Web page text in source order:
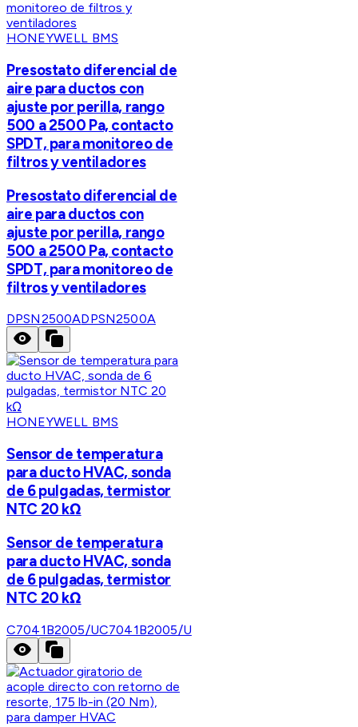
HONEYWELL BMS
Presostato diferencial de
aire para ductos con
ajuste por perilla, rango
500 a 2500 Pa, contacto
SPDT, para monitoreo de
filtros y ventiladores
Presostato diferencial de
aire para ductos con
ajuste por perilla, rango
500 a 2500 Pa, contacto
SPDT, para monitoreo de
filtros y ventiladores
DPSN2500ADPSN2500A
HONEYWELL BMS
Sensor de temperatura
para ducto HVAC, sonda
de 6 pulgadas, termistor
NTC 20 kΩ
Sensor de temperatura
para ducto HVAC, sonda
de 6 pulgadas, termistor
NTC 20 kΩ
C7041B2005/UC7041B2005/U